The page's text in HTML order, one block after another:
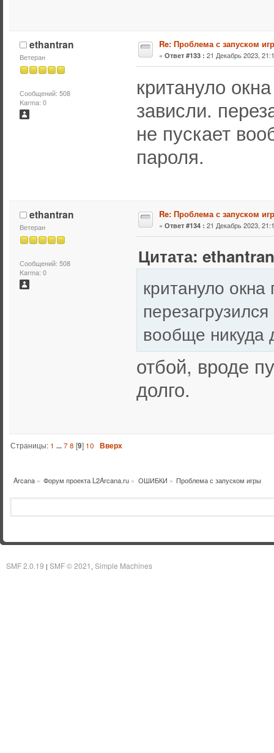
ethantran
Ветеран
Сообщений: 508
Karma: 0
Re: Проблема с запуском
« Ответ #133 : 21 Декабрь 2023,
критануло
зависли.
не пускает
пароля.
ethantran
Ветеран
Сообщений: 508
Karma: 0
Re: Проблема с запуском
« Ответ #134 : 21 Декабрь 2023,
Цитата:
критануло
вообще никуда
отбой, вроде
долго.
Страницы: 1 ...7 8 [9] 10 Вверх
Arcana» Форум проекта L2Arcana.ru » ОШИБКИ » Проблема с запуском игры
SMF 2.0.19 | SMF © 2021 Simple Machines